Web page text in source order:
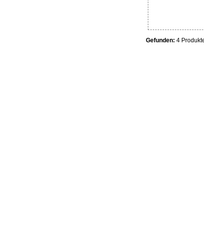
Gefunden: 4